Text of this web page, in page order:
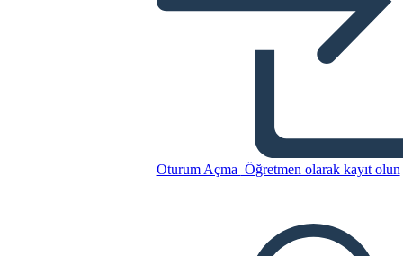
Oturum Açma Öğretmen olarak kayıt olun
Bu Öykü Panosunu kopyala
SLAYT GÖSTERİSİNİ OYNAT